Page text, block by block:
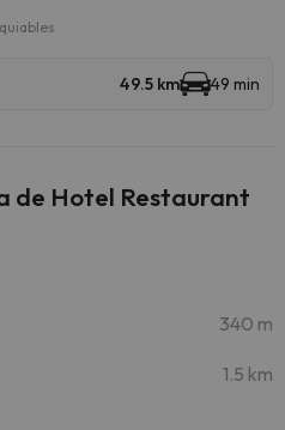
49.5 km 49 min
de Hotel Restaurant
340 m
1.5 km